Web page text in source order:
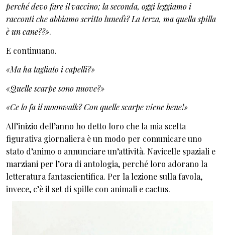
perché devo fare il vaccino; la seconda, oggi leggiamo i
racconti che abbiamo scritto lunedì? La terza, ma quella spilla
è un cane??».
E continuano.
«Ma ha tagliato i capelli?»
«Quelle scarpe sono nuove?»
«Ce lo fa il moonwalk? Con quelle scarpe viene bene!»
All’inizio dell’anno ho detto loro che la mia scelta
figurativa giornaliera è un modo per comunicare uno
stato d’animo o annunciare un’attività. Navicelle spaziali e
marziani per l’ora di antologia, perché loro adorano la
letteratura fantascientifica. Per la lezione sulla favola,
invece, c’è il set di spille con animali e cactus.